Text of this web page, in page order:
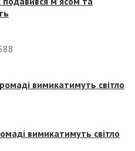
вимикатимуть світло
вимикатимуть світло